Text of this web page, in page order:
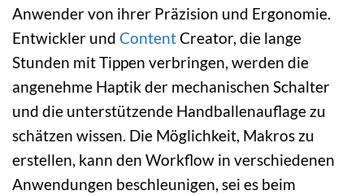
Anwender von ihrer Präzision und Ergonomie.
Entwickler und ContentCreator, die lange
Stunden mit Tippen verbringen, werden die
angenehme Haptik der mechanischen Schalter
und die unterstützende Handballenauflage zu
schätzen wissen. Die Möglichkeit, Makros zu
erstellen, kann den Workflow in verschiedenen
Anwendungen beschleunigen, sei es beim